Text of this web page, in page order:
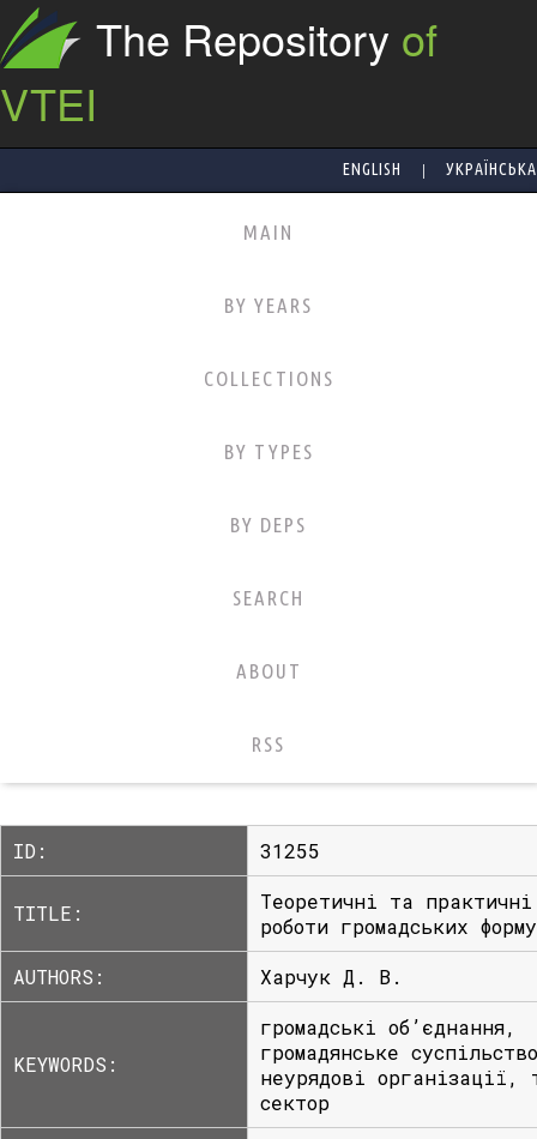
The Repository of
VTEI
ENGLISH | УКРАЇНСЬКА
MAIN
BY YEARS
COLLECTIONS
BY TYPES
BY DEPS
SEARCH
ABOUT
RSS
ID: 31255
TITLE:
Теоретичні та
роботи громадських
AUTHORS:
Харчук Д. В.
KEYWORDS:
громадські об’єднання,
громадянське
неурядові організації,
сектор